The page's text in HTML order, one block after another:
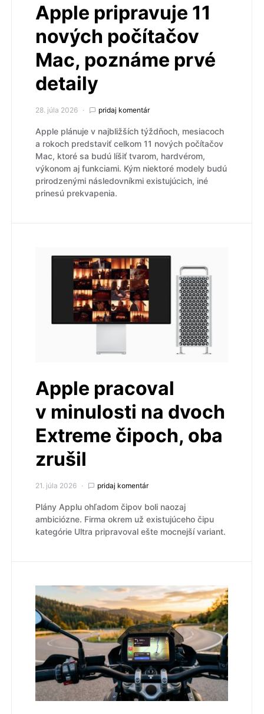
Apple pripravuje 11
nových počítačov
Mac, poznáme prvé
detaily
28. júla 2026 pridaj komentár
Apple plánuje v najbližších týždňoch, mesiacoch
a rokoch predstaviť celkom 11 nových počítačov
Mac, ktoré sa budú líšiť tvarom, hardvérom,
výkonom aj funkciami. Kým niektoré modely budú
prirodzenými následovníkmi existujúcich, iné
prinesú prekvapenia.
Apple pracoval
v minulosti na dvoch
Extreme čipoch, oba
zrušil
21. júla 2026 pridaj komentár
Plány Applu ohľadom čipov boli naozaj
ambiciózne. Firma okrem už existujúceho čipu
kategórie Ultra pripravoval ešte mocnejší variant.